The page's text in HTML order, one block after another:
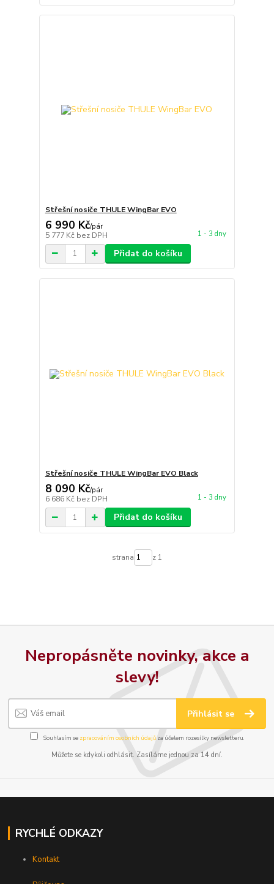
Střešní nosiče THULE WingBar EVO
6 990 Kč/pár
5 777 Kč bez DPH 1 - 3 dny
Přidat do košíku
Střešní nosiče THULE WingBar EVO Black
8 090 Kč/pár
6 686 Kč bez DPH 1 - 3 dny
Přidat do košíku
strana z 1
Nepropásněte novinky, akce a
slevy!
Přihlásit se
Souhlasím se zpracováním osobních údajůza účelem rozesílky newsletteru.
Můžete se kdykoli odhlásit. Zasíláme jednou za 14 dní.
RYCHLÉ ODKAZY
Kontakt